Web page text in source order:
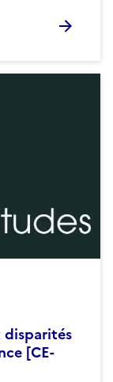
[CE-